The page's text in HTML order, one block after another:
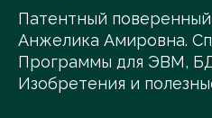
Патентный
Анжелика Амировна.
Программы для ЭВМ,
Изобретения и